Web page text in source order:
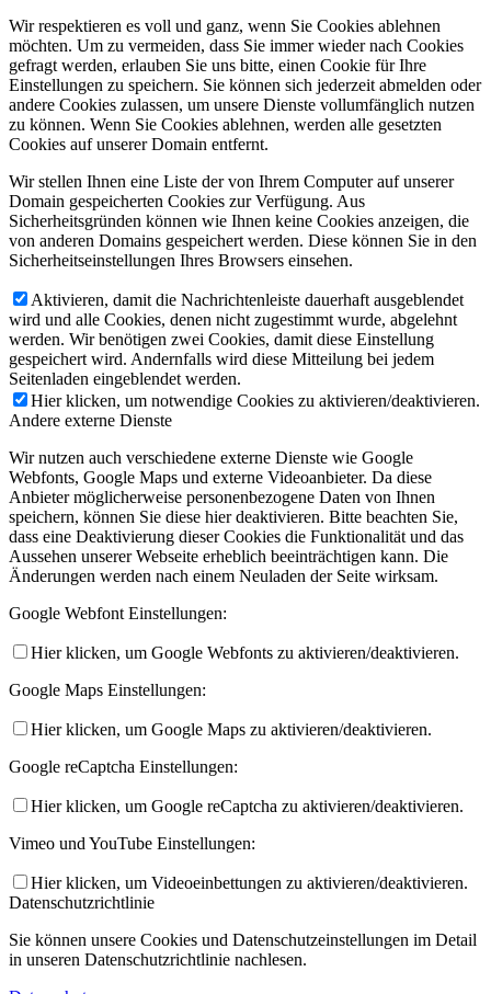
Wir respektieren es voll und ganz, wenn Sie Cookies ablehnen
möchten. Um zu vermeiden, dass Sie immer wieder nach Cookies
gefragt werden, erlauben Sie uns bitte, einen Cookie für Ihre
Einstellungen zu speichern. Sie können sich jederzeit abmelden oder
andere Cookies zulassen, um unsere Dienste vollumfänglich nutzen
zu können. Wenn Sie Cookies ablehnen, werden alle gesetzten
Cookies auf unserer Domain entfernt.
Wir stellen Ihnen eine Liste der von Ihrem Computer auf unserer
Domain gespeicherten Cookies zur Verfügung. Aus
Sicherheitsgründen können wie Ihnen keine Cookies anzeigen, die
von anderen Domains gespeichert werden. Diese können Sie in den
Sicherheitseinstellungen Ihres Browsers einsehen.
Aktivieren, damit die Nachrichtenleiste dauerhaft ausgeblendet
wird und alle Cookies, denen nicht zugestimmt wurde, abgelehnt
werden. Wir benötigen zwei Cookies, damit diese Einstellung
gespeichert wird. Andernfalls wird diese Mitteilung bei jedem
Seitenladen eingeblendet werden.
Hier klicken, um notwendige Cookies zu aktivieren/deaktivieren.
Andere externe Dienste
Wir nutzen auch verschiedene externe Dienste wie Google
Webfonts, Google Maps und externe Videoanbieter. Da diese
Anbieter möglicherweise personenbezogene Daten von Ihnen
speichern, können Sie diese hier deaktivieren. Bitte beachten Sie,
dass eine Deaktivierung dieser Cookies die Funktionalität und das
Aussehen unserer Webseite erheblich beeinträchtigen kann. Die
Änderungen werden nach einem Neuladen der Seite wirksam.
Google Webfont Einstellungen:
Hier klicken, um Google Webfonts zu aktivieren/deaktivieren.
Google Maps Einstellungen:
Hier klicken, um Google Maps zu aktivieren/deaktivieren.
Google reCaptcha Einstellungen:
Hier klicken, um Google reCaptcha zu aktivieren/deaktivieren.
Vimeo und YouTube Einstellungen:
Hier klicken, um Videoeinbettungen zu aktivieren/deaktivieren.
Datenschutzrichtlinie
Sie können unsere Cookies und Datenschutzeinstellungen im Detail
in unseren Datenschutzrichtlinie nachlesen.